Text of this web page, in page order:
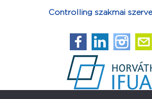
Controlling szakmai